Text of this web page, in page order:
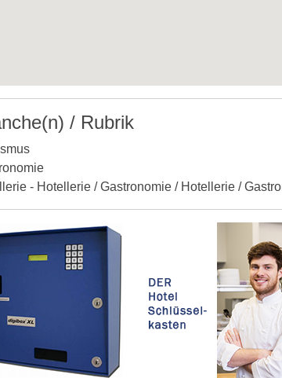
/ Rubrik
- Hotellerie / Gastronomie / Hotellerie /